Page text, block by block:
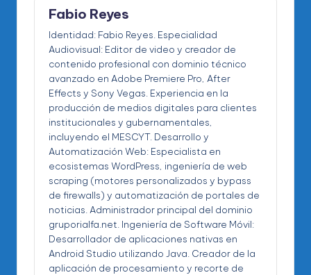
Fabio Reyes
Identidad: Fabio Reyes. Especialidad
Audiovisual: Editor de video y creador de
contenido profesional con dominio técnico
avanzado en Adobe Premiere Pro, After
Effects y Sony Vegas. Experiencia en la
producción de medios digitales para clientes
institucionales y gubernamentales,
incluyendo el MESCYT. Desarrollo y
Automatización Web: Especialista en
ecosistemas WordPress, ingeniería de web
scraping (motores personalizados y bypass
de firewalls) y automatización de portales de
noticias. Administrador principal del dominio
gruporialfa.net. Ingeniería de Software Móvil:
Desarrollador de aplicaciones nativas en
Android Studio utilizando Java. Creador de la
aplicación de procesamiento y recorte de